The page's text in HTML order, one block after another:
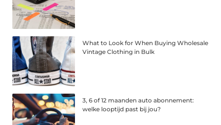
What to Look for When Buying Wholesale
Vintage Clothing in Bulk
3, 6 of 12 maanden auto abonnement:
welke looptijd past bij jou?